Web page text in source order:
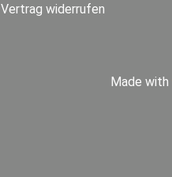
Vertrag widerrufen
Made with